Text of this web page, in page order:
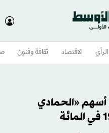
الرأي الاقتصاد ثقافة وفنون
أسهم «الحمادي